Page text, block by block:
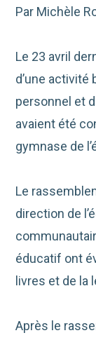
Par Michèle
Le 23 avril
d’une activité
personnel et
avaient été
gymnase de
Le
direction de
éducatif ont
livres et de la
Après le